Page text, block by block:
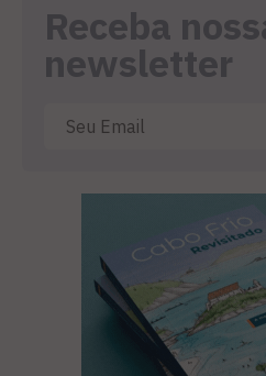
Receba
newsletter